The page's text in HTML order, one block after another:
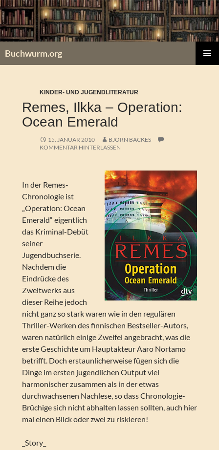
Zum
Inhalt
springen
Buchwurm.org
KINDER- UND JUGENDLITERATUR
Remes, Ilkka – Operation:
Ocean Emerald
15. JANUAR 2010
BJÖRN BACKES
KOMMENTAR HINTERLASSEN
In der Remes-
Chronologie ist
„Operation: Ocean
Emerald“ eigentlich
das Kriminal-Debüt
seiner
Jugendbuchserie.
Nachdem die
Eindrücke des
Zweitwerks aus
dieser Reihe jedoch
nicht ganz so stark waren wie in den regulären
Thriller-Werken des finnischen Bestseller-Autors,
waren natürlich einige Zweifel angebracht, was die
erste Geschichte um Hauptakteur Aaro Nortamo
betrifft. Doch erstaunlicherweise fügen sich die
Dinge im ersten jugendlichen Output viel
harmonischer zusammen als in der etwas
durchwachsenen Nachlese, so dass Chronologie-
Brüchige sich nicht abhalten lassen sollten, auch hier
mal einen Blick oder zwei zu riskieren!
_Story_